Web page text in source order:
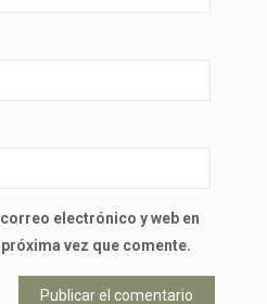
electrónico y web en
vez que comente.